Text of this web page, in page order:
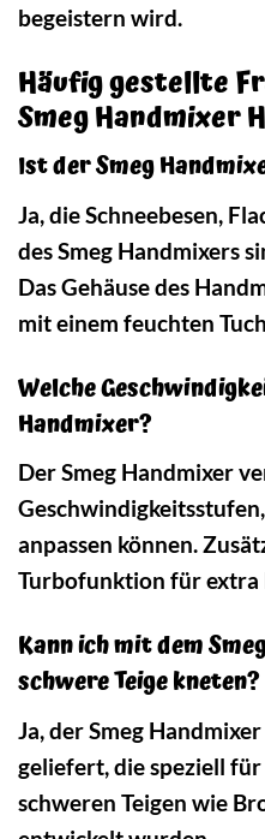
begeistern wird.
Häufig gestellte
Smeg Handmixer
Ist der Smeg
Ja, die Schneebesen,
des Smeg Handmixers
Das Gehäuse des
mit einem feuchten
Welche
Handmixer?
Der Smeg Handmixer
anpassen können.
Turbofunktion für extra
Kann ich mit dem
schwere Teige kneten?
Ja, der Smeg
geliefert, die speziell
schweren Teigen wie